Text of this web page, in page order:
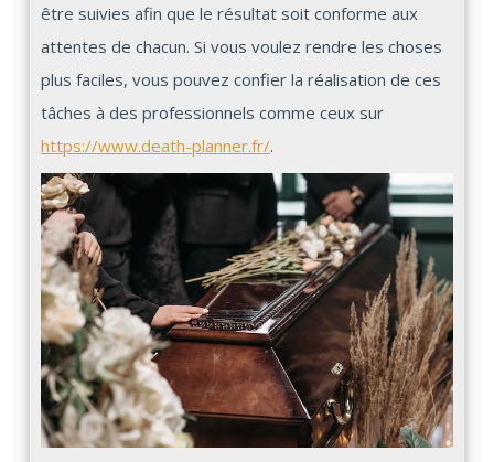
être suivies afin que le résultat soit conforme aux
attentes de chacun. Si vous voulez rendre les choses
plus faciles, vous pouvez confier la réalisation de ces
tâches à des professionnels comme ceux sur
https://www.death-planner.fr/.